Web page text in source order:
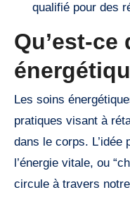
qualifié pour des
Qu’est-
Les soins
pratiques visant à
dans le corps. L’idée
l’énergie vitale, ou
circule à travers